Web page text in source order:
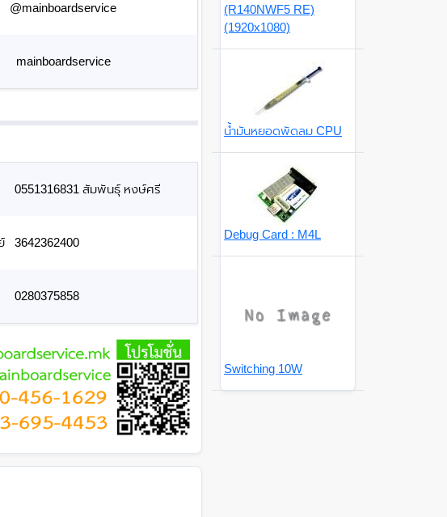
@mainboardservice
mainboardservice
0551316831 สัมพันธุ์ หงษ์ศรี
3642362400
0280375858
(R140NWF5 RE)
(1920x1080)
น้ำมันหยอดพัดลม CPU
Debug Card : M4L
Switching 10W